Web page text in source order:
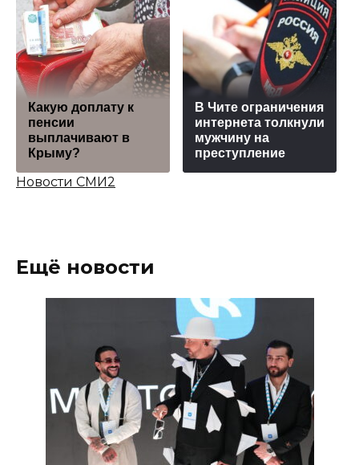
Какую доплату к
пенсии
выплачивают в
Крыму?
В Чите ограничения
интернета толкнули
мужчину на
преступление
Новости СМИ2
Ещё новости